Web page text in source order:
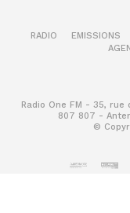
RADIO EMISSIONS
Radio One FM - 35, rue
807 807 -
©